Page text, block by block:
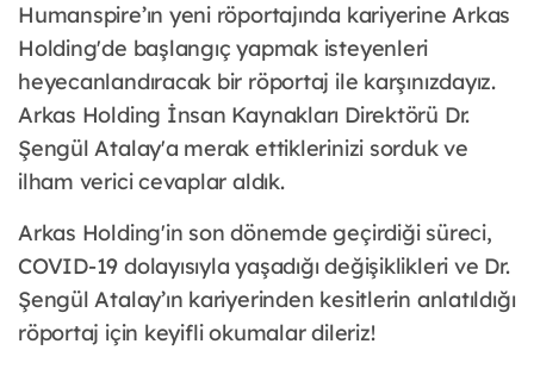
Humanspire’ın yeni röportajında kariyerine Arkas
Holding'de başlangıç yapmak isteyenleri
heyecanlandıracak bir röportaj ile karşınızdayız.
Arkas Holding İnsan Kaynakları Direktörü Dr.
Şengül Atalay'a merak ettiklerinizi sorduk ve
ilham verici cevaplar aldık.
Arkas Holding'in son dönemde geçirdiği süreci,
COVID-19 dolayısıyla yaşadığı değişiklikleri ve Dr.
Şengül Atalay’ın kariyerinden kesitlerin anlatıldığı
röportaj için keyifli okumalar dileriz!